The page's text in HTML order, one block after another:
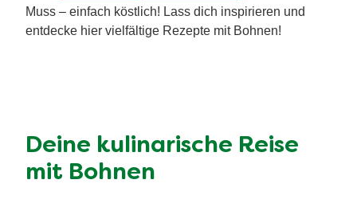
Muss – einfach köstlich! Lass dich inspirieren und
entdecke hier vielfältige Rezepte mit Bohnen!
Deine kulinarische Reise
mit Bohnen